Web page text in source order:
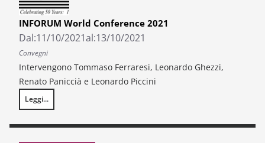
INFORUM World Conference 2021
Dal:11/10/2021al:13/10/2021
Convegni
Intervengono Tommaso Ferraresi, Leonardo Ghezzi,
Renato Paniccià e Leonardo Piccini
Leggi...
INFORUM World Conference 2021